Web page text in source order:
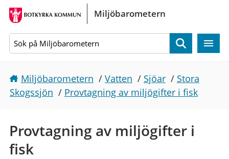
Gå direkt till sidans innehåll
Miljöbarometern
Sök
Miljöbarometern / Vatten / Sjöar / Stora
Skogssjön / Provtagning av miljögifter i fisk
Provtagning av miljögifter i
fisk